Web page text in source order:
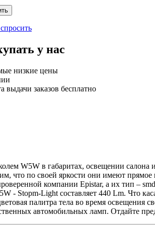
у нас
низкие цены
выдачи заказов бесплатно
W5W в габаритах, освещении салона
что по своей яркости они имеют прямое
компании Epistar, а их тип –
- Stopm-Light составляет 440 Lm. Что
палитра тела во время освещения
автомобильных ламп. Отдайте